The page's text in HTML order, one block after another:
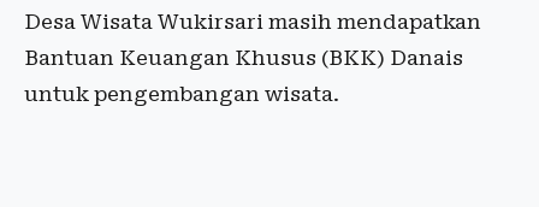
Desa Wisata Wukirsari masih mendapatkan
Bantuan Keuangan Khusus (BKK) Danais
untuk pengembangan wisata.